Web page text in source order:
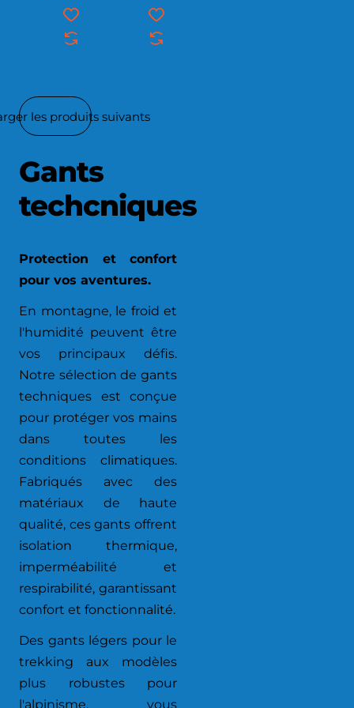
Gants
techcniques
Protection et confort
pour vos aventures.
En montagne, le froid et
l'humidité peuvent être
vos principaux défis.
Notre sélection de gants
techniques est conçue
pour protéger vos mains
dans toutes les
conditions climatiques.
Fabriqués avec des
matériaux de haute
qualité, ces gants offrent
isolation thermique,
imperméabilité et
respirabilité, garantissant
confort et fonctionnalité.
Des gants légers pour le
trekking aux modèles
plus robustes pour
l'alpinisme, vous
les produits suivants